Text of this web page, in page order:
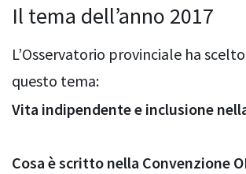
Il tema dell’anno 2017
L’Osservatorio provinciale ha
questo tema:
Vita indipendente e inclusione
Cosa è scritto nella Convenzione